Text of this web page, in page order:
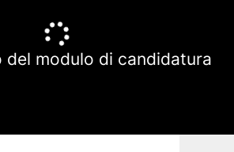
del modulo di candidatura